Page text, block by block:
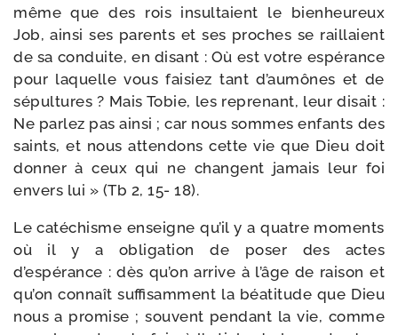
même que des rois insul­taient le bien­heu­reux
Job, ain­si ses parents et ses proches se raillaient
de sa conduite, en disant : Où est votre espé­rance
pour laquelle vous fai­siez tant d’aumônes et de
sépul­tures ? Mais Tobie, les repre­nant, leur disait :
Ne par­lez pas ain­si ; car nous sommes enfants des
saints, et nous atten­dons cette vie que Dieu doit
don­ner à ceux qui ne changent jamais leur foi
envers lui » (Tb 2, 15- 18).
Le caté­chisme enseigne qu’il y a quatre moments
où il y a obli­ga­tion de poser des actes
d’espérance : dès qu’on arrive à l’âge de rai­son et
qu’on connaît suf­fi­sam­ment la béa­ti­tude que Dieu
nous a pro­mise ; sou­vent pen­dant la vie, comme